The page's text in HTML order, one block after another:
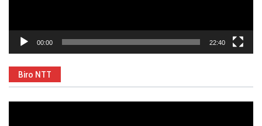
00:00 22:40
Biro NTT